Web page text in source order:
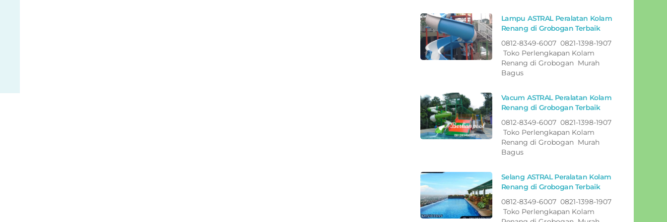
Lampu ASTRAL Peralatan Kolam
Renang di Grobogan Terbaik
0812-8349-6007 0821-1398-1907
Toko Perlengkapan Kolam
Renang di Grobogan Murah
Bagus
Vacum ASTRAL Peralatan Kolam
Renang di Grobogan Terbaik
0812-8349-6007 0821-1398-1907
Toko Perlengkapan Kolam
Renang di Grobogan Murah
Bagus
Selang ASTRAL Peralatan Kolam
Renang di Grobogan Terbaik
0812-8349-6007 0821-1398-1907
Toko Perlengkapan Kolam